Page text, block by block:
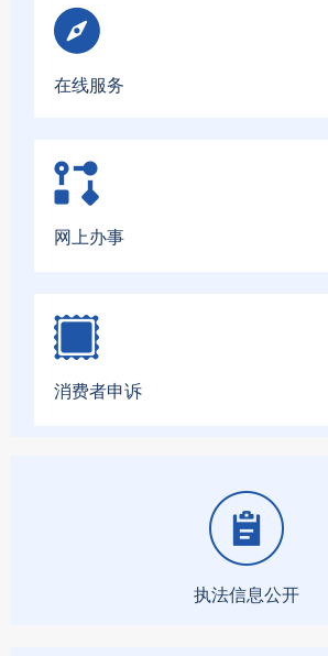
在线服务
网上办事
消费者申诉
执法信息公开